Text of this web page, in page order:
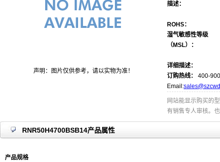
声明：图片仅供参考，请以实物为准！
描述：
ROHS：
湿气敏感性等级
（MSL）：
详细描述：
订购热线：
400-
Email:
网站能显示购买的
有销售专人审核。
RNR50H4700BSB14产品属性
产品规格